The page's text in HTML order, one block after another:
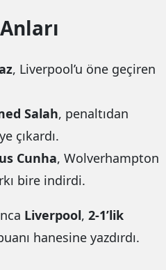
, Liverpool’u öne geçiren
Salah, penaltıdan
çıkardı.
Cunha, Wolverhampton
bire indirdi.
Liverpool, 2-1’lik
hanesine yazdırdı.